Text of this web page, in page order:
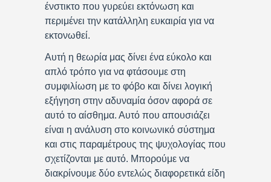
ένστικτο που γυρεύει εκτόνωση και
περιμένει την κατάλληλη ευκαιρία για να
εκτονωθεί.
Αυτή η θεωρία μας δίνει ένα εύκολο και
απλό τρόπο για να φτάσουμε στη
συμφιλίωση με το φόβο και δίνει λογική
εξήγηση στην αδυναμία όσον αφορά σε
αυτό το αίσθημα. Αυτό που απουσιάζει
είναι η ανάλυση στο κοινωνικό σύστημα
και στις παραμέτρους της ψυχολογίας που
σχετίζονται με αυτό. Μπορούμε να
διακρίνουμε δύο εντελώς διαφορετικά είδη